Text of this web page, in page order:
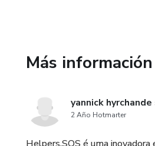
Más
yannick
2 Año Hotmarter